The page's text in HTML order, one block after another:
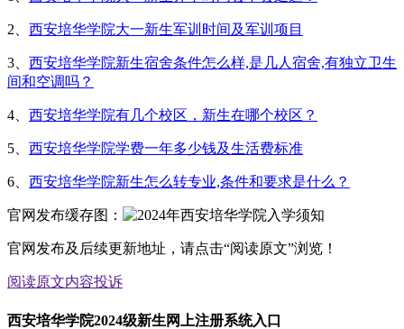
2、 西安培华学院大一新生军训时间及军训项目
3、 西安培华学院新生宿舍条件怎么样,是几人宿舍,有独立卫生
间和空调吗？
4、 西安培华学院有几个校区，新生在哪个校区？
5、 西安培华学院学费一年多少钱及生活费标准
6、 西安培华学院新生怎么转专业,条件和要求是什么？
官网发布缓存图：
官网发布及后续更新地址，请点击“阅读原文”浏览！
阅读原文内容投诉
西安培华学院2024级新生网上注册系统入口